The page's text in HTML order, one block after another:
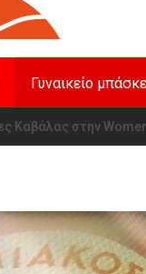
Γυναικείο
Καβάλας στην
για τα Γιάννενα η